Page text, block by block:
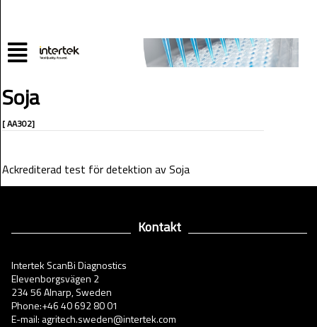
Soja
[ AA302]
Ackrediterad test för detektion av Soja
Kontakt
Intertek ScanBi Diagnostics
Elevenborgsvägen 2
234 56 Alnarp, Sweden
Phone:+46 40 692 80 01
E-mail: agritech.sweden@intertek.com